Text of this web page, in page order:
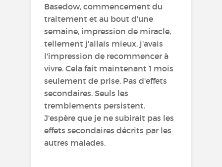
Basedow, commencement du
traitement et au bout d'une
semaine, impression de miracle,
tellement j'allais mieux, j'avais
l'impression de recommencer à
vivre. Cela fait maintenant 1 mois
seulement de prise. Pas d'effets
secondaires. Seuls les
tremblements persistent.
J'espère que je ne subirait pas les
effets secondaires décrits par les
autres malades.